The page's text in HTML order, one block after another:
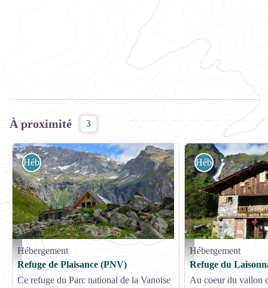
À proximité 3
Vue extérieure de côté - Nomad Photographie
Hébergement
Hébergement
Refuge de Plaisance (PNV)
Ce refuge du Parc national de la Vanoise
Refuge de laisonnay -
Hébergement
Hébergement
Refuge du
Au coeur du vallon